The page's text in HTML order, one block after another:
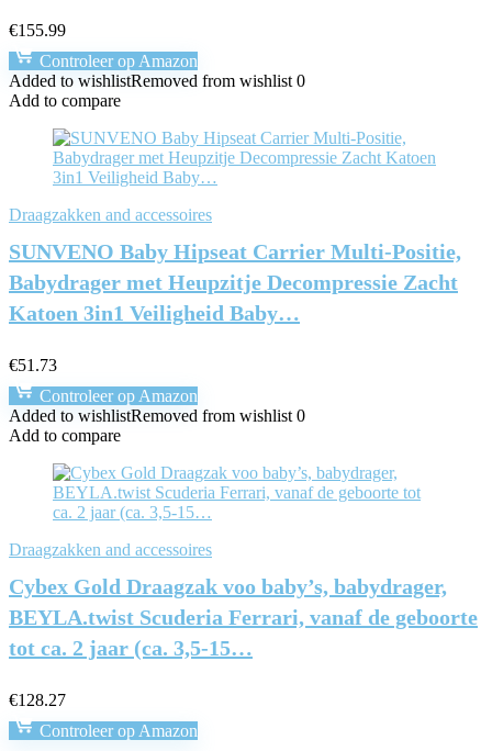
€155.99
Controleer op Amazon
Added to wishlistRemoved from wishlist 0
Add to compare
Draagzakken and accessoires
SUNVENO Baby Hipseat Carrier Multi-Positie,
Babydrager met Heupzitje Decompressie Zacht
Katoen 3in1 Veiligheid Baby…
€51.73
Controleer op Amazon
Added to wishlistRemoved from wishlist 0
Add to compare
Draagzakken and accessoires
Cybex Gold Draagzak voo baby’s, babydrager,
BEYLA.twist Scuderia Ferrari, vanaf de geboorte
tot ca. 2 jaar (ca. 3,5-15…
€128.27
Controleer op Amazon